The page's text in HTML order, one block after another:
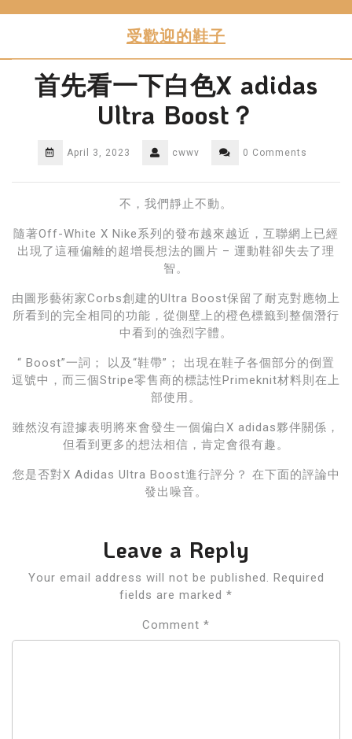
受歡迎的鞋子
首先看一下白色X adidas
Ultra Boost？
April 3, 2023 cwwv 0 Comments
不，我們靜止不動。
隨著Off-White X Nike系列的發布越來越近，互聯網上已經
出現了這種偏離的超增長想法的圖片 – 運動鞋卻失去了理
智。
由圖形藝術家Corbs創建的Ultra Boost保留了耐克對應物上
所看到的完全相同的功能，從側壁上的橙色標籤到整個潛行
中看到的強烈字體。
“ Boost”一詞； 以及“鞋帶”； 出現在鞋子各個部分的倒置
逗號中，而三個Stripe零售商的標誌性Primeknit材料則在上
部使用。
雖然沒有證據表明將來會發生一個偏白X adidas夥伴關係，
但看到更多的想法相信，肯定會很有趣。
您是否對X Adidas Ultra Boost進行評分？ 在下面的評論中
發出噪音。
Leave a Reply
Your email address will not be published.
Required
fields are marked *
Comment *